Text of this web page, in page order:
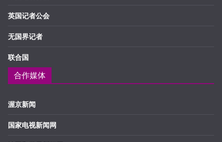
英国记者公会
无国界记者
联合国
合作媒体
渥京新闻
国家电视新闻网